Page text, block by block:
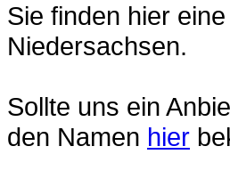
Sie finden hier
Niedersachsen.
Sollte uns ein
den Namen hier